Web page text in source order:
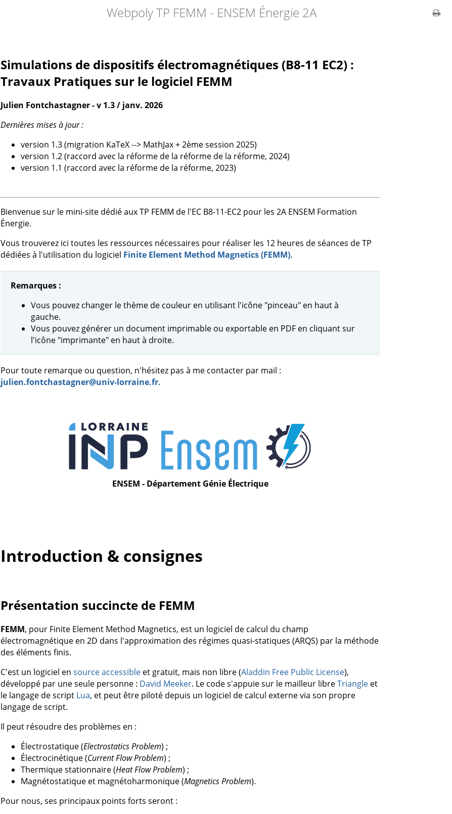
Webpoly TP FEMM - ENSEM Énergie 2A
Simulations de dispositifs électromagnétiques (B8-11 EC2) :
Travaux Pratiques sur le logiciel FEMM
Julien Fontchastagner - v 1.3 / janv. 2026
Dernières mises à jour :
version 1.3 (migration KaTeX --> MathJax + 2ème session 2025)
version 1.2 (raccord avec la réforme de la réforme de la réforme, 2024)
version 1.1 (raccord avec la réforme de la réforme, 2023)
Bienvenue sur le mini-site dédié aux TP FEMM de l'EC B8-11-EC2 pour les 2A ENSEM Formation
Énergie.
Vous trouverez ici toutes les ressources nécessaires pour réaliser les 12 heures de séances de TP
dédiées à l'utilisation du logiciel Finite Element Method Magnetics (FEMM).
Remarques :
Vous pouvez changer le thème de couleur en utilisant l'icône "pinceau" en haut à
gauche.
Vous pouvez générer un document imprimable ou exportable en PDF en cliquant sur
l'icône "imprimante" en haut à droite.
Pour toute remarque ou question, n'hésitez pas à me contacter par mail :
julien.fontchastagner@univ-lorraine.fr.
ENSEM - Département Génie Électrique
Introduction & consignes
Présentation succincte de FEMM
FEMM, pour Finite Element Method Magnetics, est un logiciel de calcul du champ
électromagnétique en 2D dans l'approximation des régimes quasi-statiques (ARQS) par la méthode
des éléments finis.
C'est un logiciel en source accessible et gratuit, mais non libre (Aladdin Free Public License),
développé par une seule personne : David Meeker. Le code s'appuie sur le mailleur libreTriangle et
le langage de script Lua, et peut être piloté depuis un logiciel de calcul externe via son propre
langage de script.
Il peut résoudre des problèmes en :
Électrostatique (Electrostatics Problem) ;
Électrocinétique (Current Flow Problem) ;
Thermique stationnaire (Heat Flow Problem) ;
Magnétostatique et magnétoharmonique (Magnetics Problem).
Pour nous, ses principaux points forts seront :